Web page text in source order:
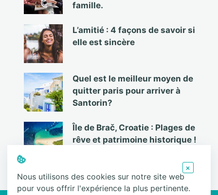
famille.
L’amitié : 4 façons de savoir si
elle est sincère
Quel est le meilleur moyen de
quitter paris pour arriver à
Santorin?
Île de Brač, Croatie : Plages de
rêve et patrimoine historique !
Nous utilisons des cookies sur notre site web
pour vous offrir l'expérience la plus pertinente.
×